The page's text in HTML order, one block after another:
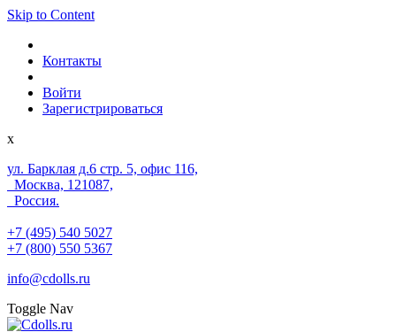
Skip to Content
Контакты
Войти
Зарегистрироваться
x
ул. Барклая д.6 стр. 5, офис 116,
Москва, 121087,
Россия.
+7 (495) 540 5027
+7 (800) 550 5367
info@cdolls.ru
Toggle Nav